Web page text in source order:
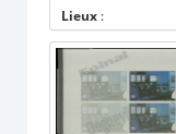
Lieux :